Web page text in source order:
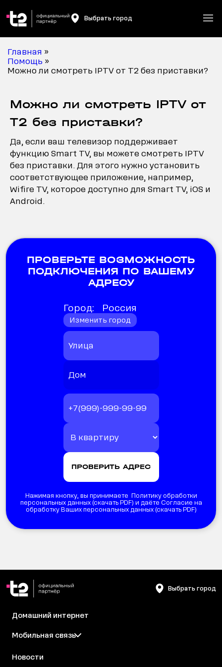
Выбрать город
Главная »
Помощь »
Можно ли смотреть IPTV от Т2 без приставки?
Можно ли смотреть IPTV от
Т2 без приставки?
Да, если ваш телевизор поддерживает
функцию Smart TV, вы можете смотреть IPTV
без приставки. Для этого нужно установить
соответствующее приложение, например,
Wifire TV, которое доступно для Smart TV, iOS и
Android.
ПРОВЕРЬТЕ ВОЗМОЖНОСТЬ
ПОДКЛЮЧЕНИЯ ПО ВАШЕМУ
АДРЕСУ
Город: Россия
Изменить город
Нажимая кнопку, вы принимаете Политику обработки
персональных данных (скачать PDF) и даёте Согласие на
обработку Ваших персональных данных (скачать PDF)
Выбрать город
Домашний интернет
Мобильная связь
Новости